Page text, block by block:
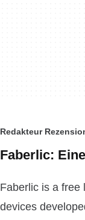
Redakteur
Faberlic:
Faberlic is a free
devices